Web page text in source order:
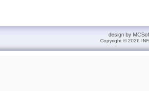
design by
Copyright © 2026